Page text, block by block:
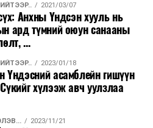
2026/08/06
компанийн ерөнхий
дэлбэлжээ...
2026/08/06
тав хоногт 10 мянга гаруй
и...
2026/08/06
2021/03/07
Анхны Үндсэн хууль нь
ард түмний оюун санааны
...
2023/01/18
асамблейн гишүүн
хүлээж авч уулзлаа
2023/11/21